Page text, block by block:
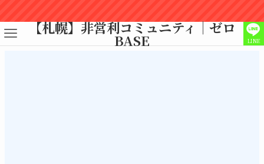
【札幌】非営利コミュニティ｜ゼロ
BASE LINE